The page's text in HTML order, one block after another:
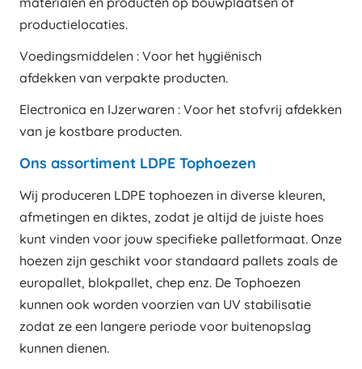
productielocaties.
Voedingsmiddelen : Voor het hygiënisch
afdekken van verpakte producten.
Electronica en IJzerwaren : Voor het stofvrij afdekken
van je kostbare producten.
Ons assortiment LDPE Tophoezen
Wij produceren LDPE tophoezen in diverse kleuren,
afmetingen en diktes, zodat je altijd de juiste hoes
kunt vinden voor jouw specifieke palletformaat. Onze
hoezen zijn geschikt voor standaard pallets zoals de
europallet, blokpallet, chep enz. De Tophoezen
kunnen ook worden voorzien van UV stabilisatie
zodat ze een langere periode voor buitenopslag
kunnen dienen.